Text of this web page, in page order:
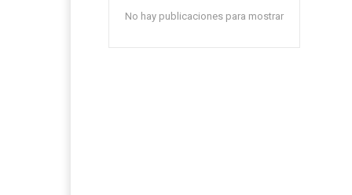
No hay publicaciones para mostrar